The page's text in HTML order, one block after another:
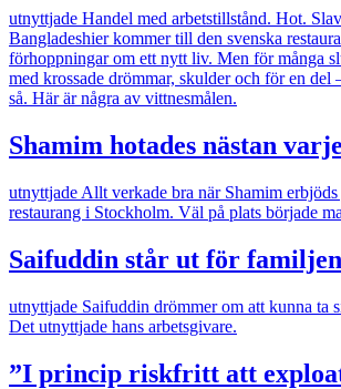
utnyttjade Handel med arbetstillstånd. Hot.
Bangladeshier kommer till den svenska
förhoppningar om ett nytt liv. Men för många
med krossade drömmar, skulder och för en del
så. Här är några av vittnesmålen.
Shamim hotades nästan
utnyttjade Allt verkade bra när Shamim
restaurang i Stockholm. Väl på plats började
Saifuddin står ut för
utnyttjade Saifuddin drömmer om att kunna ta
Det utnyttjade hans arbetsgivare.
”I princip riskfritt att